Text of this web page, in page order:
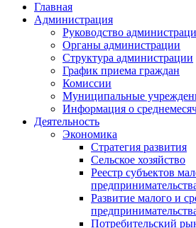
Главная
Администрация
Руководство
Органы администрации
Структура администрации
График приема граждан
Комиссии
Муниципальные
Информация о
Деятельность
Экономика
Стратегия развития
Сельское хозяйство
Реестр субъектов
Развитие малого и
Потребительский